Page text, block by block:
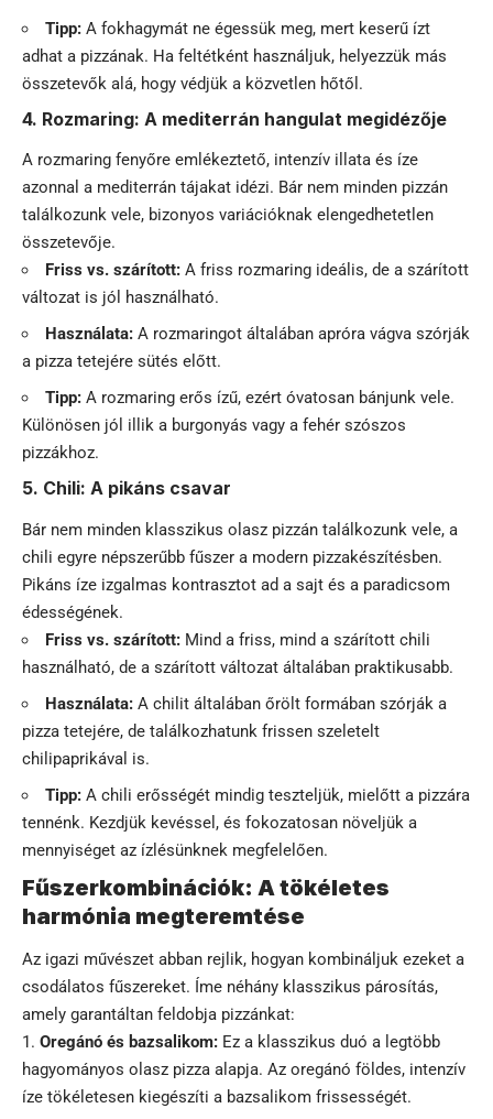
Tipp: A fokhagymát ne égessük meg, mert keserű ízt
adhat a pizzának. Ha feltétként használjuk, helyezzük más
összetevők alá, hogy védjük a közvetlen hőtől.
4. Rozmaring: A mediterrán hangulat megidézője
A rozmaring fenyőre emlékeztető, intenzív illata és íze
azonnal a mediterrán tájakat idézi. Bár nem minden pizzán
találkozunk vele, bizonyos variációknak elengedhetetlen
összetevője.
Friss vs. szárított: A friss rozmaring ideális, de a szárított
változat is jól használható.
Használata: A rozmaringot általában apróra vágva szórják
a pizza tetejére sütés előtt.
Tipp: A rozmaring erős ízű, ezért óvatosan bánjunk vele.
Különösen jól illik a burgonyás vagy a fehér szószos
pizzákhoz.
5. Chili: A pikáns csavar
Bár nem minden klasszikus olasz pizzán találkozunk vele, a
chili egyre népszerűbb fűszer a modern pizzakészítésben.
Pikáns íze izgalmas kontrasztot ad a sajt és a paradicsom
édességének.
Friss vs. szárított: Mind a friss, mind a szárított chili
használható, de a szárított változat általában praktikusabb.
Használata: A chilit általában őrölt formában szórják a
pizza tetejére, de találkozhatunk frissen szeletelt
chilipaprikával is.
Tipp: A chili erősségét mindig teszteljük, mielőtt a pizzára
tennénk. Kezdjük kevéssel, és fokozatosan növeljük a
mennyiséget az ízlésünknek megfelelően.
Fűszerkombinációk: A tökéletes
harmónia megteremtése
Az igazi művészet abban rejlik, hogyan kombináljuk ezeket a
csodálatos fűszereket. Íme néhány klasszikus párosítás,
amely garantáltan feldobja pizzánkat:
Oregánó és bazsalikom: Ez a klasszikus duó a legtöbb
hagyományos olasz pizza alapja. Az oregánó földes, intenzív
íze tökéletesen kiegészíti a bazsalikom frissességét.